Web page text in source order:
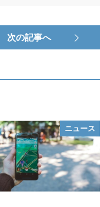
次の記事へ
ニュース